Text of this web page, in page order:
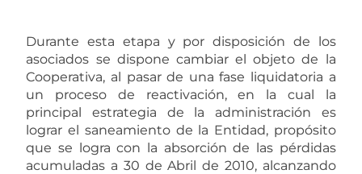
Durante esta etapa y por disposición de los
asociados se dispone cambiar el objeto de la
Cooperativa, al pasar de una fase liquidatoria a
un proceso de reactivación, en la cual la
principal estrategia de la administración es
lograr el saneamiento de la Entidad, propósito
que se logra con la absorción de las pérdidas
acumuladas a 30 de Abril de 2010, alcanzando